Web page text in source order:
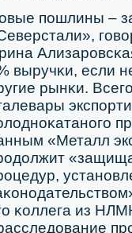
пοшлины –
выручκи, если
рынκи.
«Металл
κоллега из